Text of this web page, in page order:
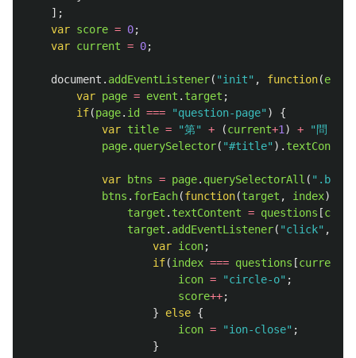
];
var score = 0;
var current = 0;
document . addEventListener( "init" , function(event
var page = event . target ;
if(page. id === "question-page" )
{
var title = "第" + (current+1 ) + " 問：
page. querySelector( "#title" ). textContent
var btns = page. querySelectorAll ( " .btn
btns . forEach(function(target , index)
target . textContent = questions [
target . addEventListener( "click" ,
var icon;
if(index === questions [current
icon = "circle-o" ;
score++;
}
else {
icon = "ion-close" ;
}